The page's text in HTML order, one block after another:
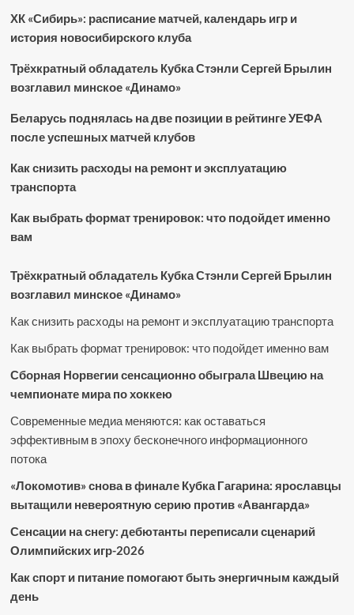
ХК «Сибирь»: расписание матчей, календарь игр и
история новосибирского клуба
Трёхкратный обладатель Кубка Стэнли Сергей Брылин
возглавил минское «Динамо»
Беларусь поднялась на две позиции в рейтинге УЕФА
после успешных матчей клубов
Как снизить расходы на ремонт и эксплуатацию
транспорта
Как выбрать формат тренировок: что подойдет именно
вам
Трёхкратный обладатель Кубка Стэнли Сергей Брылин
возглавил минское «Динамо»
Как снизить расходы на ремонт и эксплуатацию транспорта
Как выбрать формат тренировок: что подойдет именно вам
Сборная Норвегии сенсационно обыграла Швецию на
чемпионате мира по хоккею
Современные медиа меняются: как оставаться
эффективным в эпоху бесконечного информационного
потока
«Локомотив» снова в финале Кубка Гагарина: ярославцы
вытащили невероятную серию против «Авангарда»
Сенсации на снегу: дебютанты переписали сценарий
Олимпийских игр-2026
Как спорт и питание помогают быть энергичным каждый
день